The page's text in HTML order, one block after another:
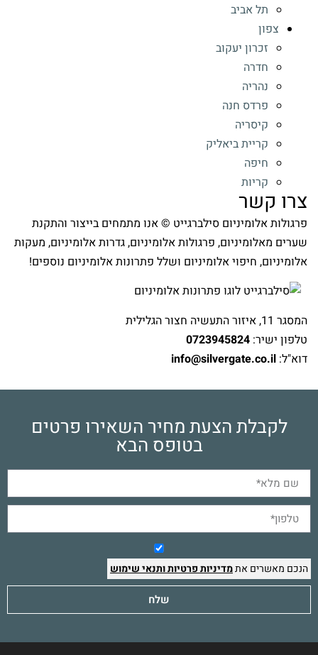
תל אביב
צפון
זכרון יעקוב
חדרה
נהריה
פרדס חנה
קיסריה
קריית ביאליק
חיפה
קריות
צרו קשר
פרגולות אלומיניום סילברגייט © אנו מתמחים בייצור והתקנת
שערים מאלומיניום, פרגולות אלומיניום, גדרות אלומיניום, מעקות
אלומיניום, חיפוי אלומיניום ושלל פתרונות אלומיניום נוספים!
המסגר 11, איזור התעשיה חצור הגלילית
טלפון ישיר: 0723945824
דוא"ל: info@silvergate.co.il
לקבלת הצעת מחיר השאירו פרטים
בטופס הבא
הנכם מאשרים אתמדיניות פרטיותותנאי שימוש
שלח